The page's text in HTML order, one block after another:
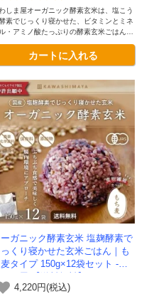
しま屋オーガニック酵素玄米は、塩こう
素でじっくり寝かせた、ビタミンとミネ
・アミノ酸たっぷりの酵素玄米ごはんで
くなりました。もち麦入りです
カートに入れる
ガニック酵素玄米 塩麹酵素で
っくり寝かせた玄米ごはん｜も
タイプ 150g×12袋セット -か
4,220円(税込)